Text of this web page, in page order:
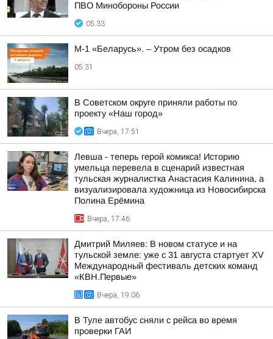
ПВО Минобороны России
05:33
М-1 «Беларусь». – Утром без осадков
05:31
В Советском округе приняли работы по
проекту «Наш город»
Вчера, 17:51
Левша - теперь герой комикса! Историю
умельца перевела в сценарий известная
тульская журналистка Анастасия Калинина, а
визуализировала художница из Новосибирска
Полина Ерёмина
Вчера, 17:46
Дмитрий Миляев: В новом статусе и на
тульской земле: уже с 31 августа стартует XV
Международный фестиваль детских команд
«КВН.Первые»
Вчера, 19:06
В Туле автобус сняли с рейса во время
проверки ГАИ